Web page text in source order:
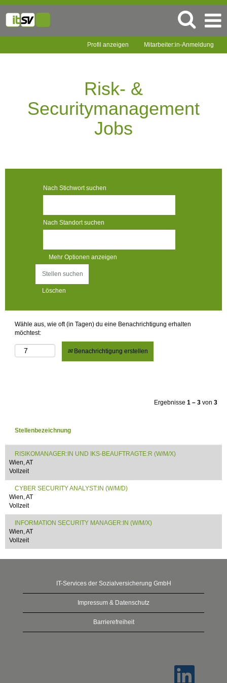
Profil anzeigen Mitarbeiter:in-Anmeldung
Risk- &
Securitymanagement
Jobs
Nach Stichwort suchen
Nach Standort suchen
Mehr Optionen anzeigen
Löschen
Wähle aus, wie oft (in Tagen) du eine Benachrichtigung erhalten
möchtest:
Benachrichtigung erstellen
Ergebnisse 1 – 3 von 3
Stellenbezeichnung
RISIKOMANAGER:IN UND IKS-BEAUFTRAGTE:R (W/M/X)
Wien, AT
Vollzeit
CYBER SECURITY ANALYST:IN (W/M/D)
Wien, AT
Vollzeit
INFORMATION SECURITY MANAGER:IN (W/M/X)
Wien, AT
Vollzeit
IT-Services der Sozialversicherung GmbH
Impressum & Datenschutz
Barrierefreiheit
W